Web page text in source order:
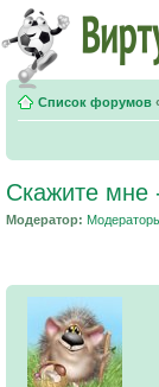
Список форумов ‹
Скажите мне
Модератор: